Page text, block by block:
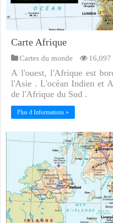
Carte Afrique
Cartes du monde 16,097
A l'ouest, l'Afrique est
l'Asie . L'océan Indien et
de l'Afrique du Sud .
Plus d Informations »